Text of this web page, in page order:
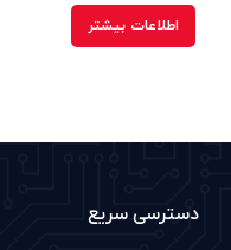
اطلاعات بیشتر
دسترسی سریع